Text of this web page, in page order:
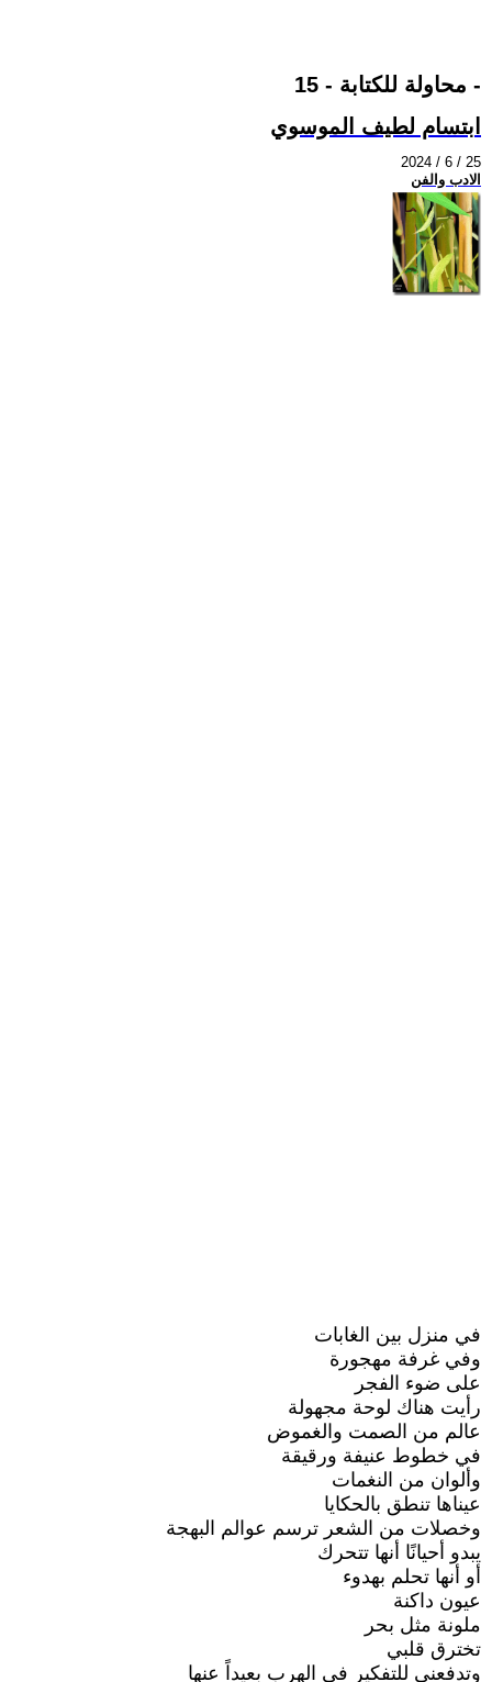
محاولة للكتابة - 15 -
ابتسام لطيف الموسوي
2024 / 6 / 25
الادب والفن
في منزل بين الغابات
وفي غرفة مهجورة
على ضوء الفجر
رأيت هناك لوحة مجهولة
عالم من الصمت والغموض
في خطوط عنيفة ورقيقة
وألوان من النغمات
عيناها تنطق بالحكايا
وخصلات من الشعر ترسم عوالم البهجة
يبدو أحيانًا أنها تتحرك
أو أنها تحلم بهدوء
عيون داكنة
ملونة مثل بحر
تخترق قلبي
وتدفعني للتفكير في الهرب بعيداً عنها